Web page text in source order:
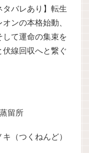
タバレあり】転生
ンの本格始動、
して運命の集束を
線回収へと繋ぐ
留所
（つくねんど）